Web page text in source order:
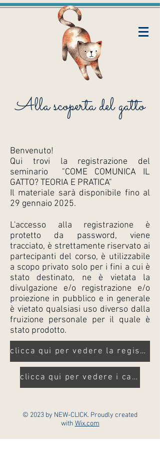
Alla scoperta del gatto
Benvenuto!
Qui trovi la registrazione del
seminario "COME COMUNICA IL
GATTO? TEORIA E PRATICA"
Il materiale sarà disponibile fino al
29 gennaio 2025.
L'accesso alla registrazione è
protetto da password, viene
tracciato, è strettamente riservato ai
partecipanti del corso, è utilizzabile
a scopo privato solo per i fini a cui è
stato destinato, ne è vietata la
divulgazione e/o registrazione e/o
proiezione in pubblico e in generale
è vietato qualsiasi uso diverso dalla
fruizione personale per il quale è
stato prodotto.
clicca qui per vedere la registrazione
clicca qui per vedere i casi
© 2023 by NEW-CLICK. Proudly created
with Wix.com